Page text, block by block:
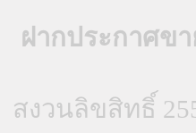
ฝากประกาศข
สงวนลิขสิทธิ์